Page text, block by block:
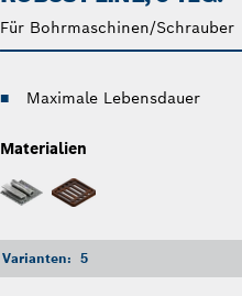
Für Bohrmaschinen/Schrauber
Maximale Lebensdauer
Materialien
Varianten: 5